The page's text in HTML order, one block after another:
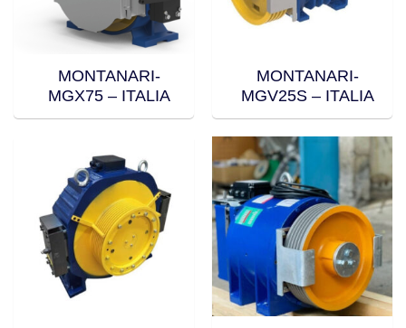
MONTANARI-
MGX75 – ITALIA
MONTANARI-
MGV25S – ITALIA